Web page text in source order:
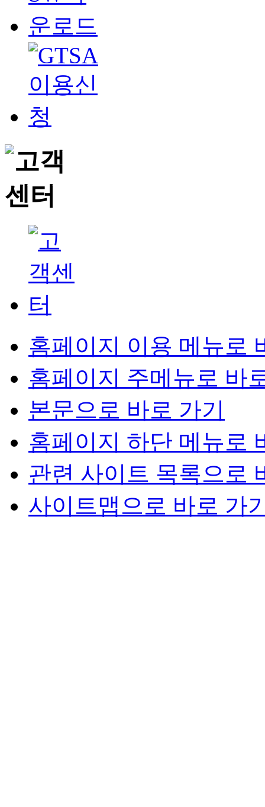
홈페이지 이용 메뉴로
홈페이지 주메뉴로 바
본문으로 바로 가기
홈페이지 하단 메뉴로
관련 사이트 목록으로
사이트맵으로 바로 가